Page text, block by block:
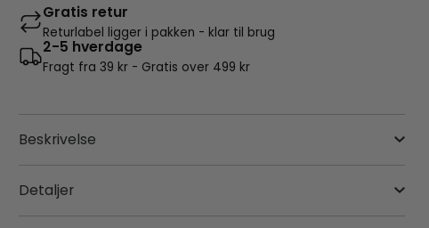
Gratis retur
Returlabel ligger i pakken - klar til brug
2-5 hverdage
Fragt fra 39 kr - Gratis over 499 kr
Beskrivelse
Detaljer